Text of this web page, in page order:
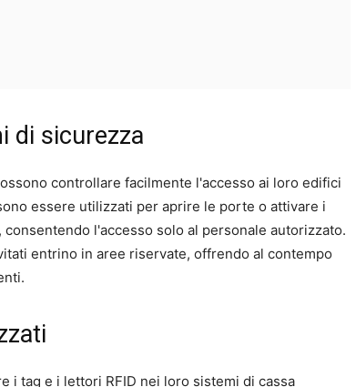
di sicurezza
controllare facilmente l'accesso ai loro edifici
essere utilizzati per aprire le porte o attivare i
l'accesso solo al personale autorizzato.
entrino in aree riservate, offrendo al contempo
i tag e i lettori RFID nei loro sistemi di cassa